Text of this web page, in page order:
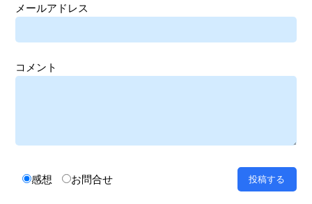
メールアドレス
コメント
感想 お問合せ